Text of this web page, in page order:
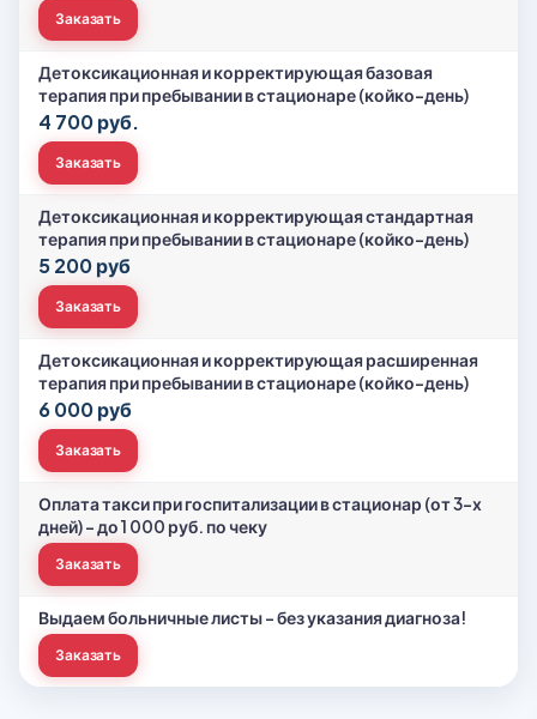
Заказать
Детоксикационная и корректирующая базовая
терапия при пребывании в стационаре (койко-день)
4 700 руб.
Заказать
Детоксикационная и корректирующая стандартная
терапия при пребывании в стационаре (койко-день)
5 200 руб
Заказать
Детоксикационная и корректирующая расширенная
терапия при пребывании в стационаре (койко-день)
6 000 руб
Заказать
Оплата такси при госпитализации в стационар (от 3-х
дней) – до 1 000 руб. по чеку
Заказать
Выдаем больничные листы - без указания диагноза!
Заказать